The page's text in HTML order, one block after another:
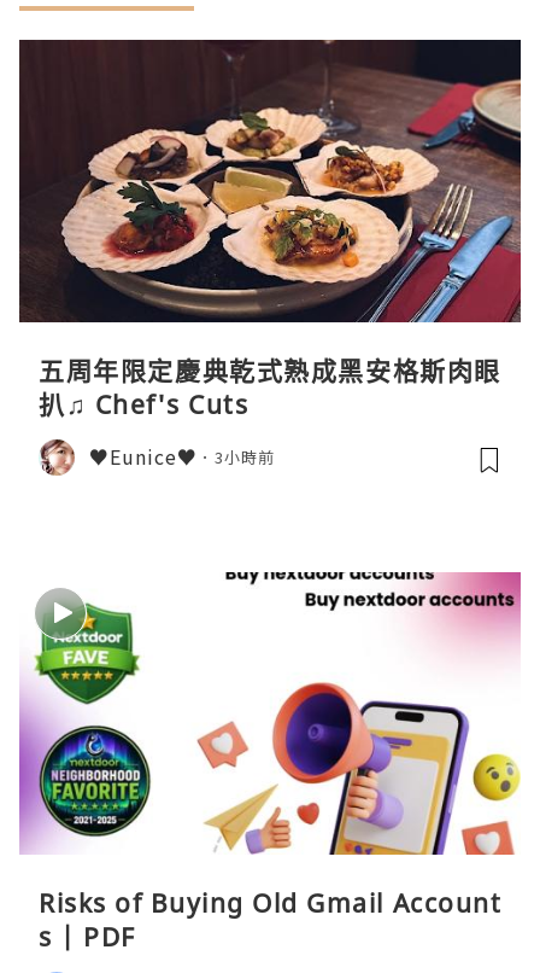
五周年限定慶典乾式熟成黑安格斯肉眼
扒♫ Chef's Cuts
♥Eunice♥ 3小時前
Risks of Buying Old Gmail Account
s | PDF